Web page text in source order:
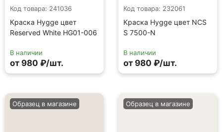
Код товара: 241036
Краска Hygge цвет
Reserved White HG01-006
В наличии
от 980 ₽/шт.
Код товара: 232061
Краска Hygge цвет NCS
S 7500-N
В наличии
от 980 ₽/шт.
Образец в магазине Образец в магазине